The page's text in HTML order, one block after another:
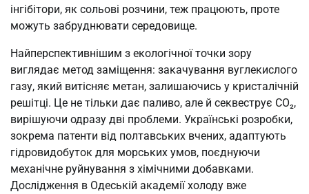
інгібітори, як сольові розчини, теж працюють, проте
можуть забруднювати середовище.
Найперспективнішим з екологічної точки зору
виглядає метод заміщення: закачування вуглекислого
газу, який витісняє метан, залишаючись у кристалічній
решітці. Це не тільки дає паливо, але й секвеструє СО₂,
вирішуючи одразу дві проблеми. Українські розробки,
зокрема патенти від полтавських вчених, адаптують
гідровидобуток для морських умов, поєднуючи
механічне руйнування з хімічними добавками.
Дослідження в Одеській академії холоду вже